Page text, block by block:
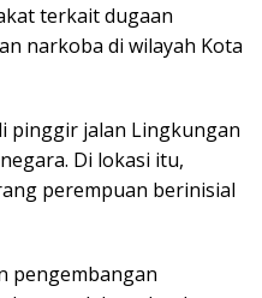
terkait dugaan
narkoba di wilayah Kota
pinggir jalan Lingkungan
Di lokasi itu,
perempuan berinisial
pengembangan